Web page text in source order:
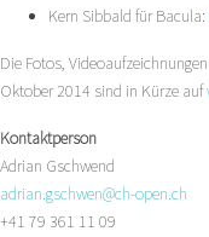
Kern Sibbald für Bacula:
Die Fotos,
Oktober 2014 sind in Kürze auf
Kontaktperson
Adrian Gschwend
adrian.gschwen@ch-open.ch
+41 79 361 11 09